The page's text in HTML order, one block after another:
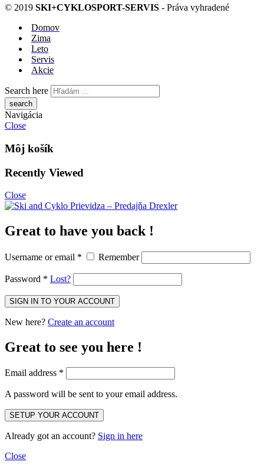
© 2019 SKI+CYKLOSPORT-SERVIS - Práva vyhradené
Domov
Zima
Leto
Servis
Akcie
Search here
Navigácia
Close
Môj košík
Recently Viewed
Close
Great to have you back !
Username or email * Remember
Password * Lost?
New here? Create an account
Great to see you here !
Email address *
A password will be sent to your email address.
Already got an account? Sign in here
Close